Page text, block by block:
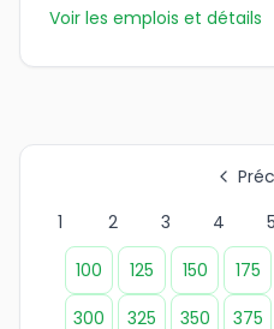
Voir les emplois et détails
1
2 3 4 5
100
125 150 175
300
325 350 375